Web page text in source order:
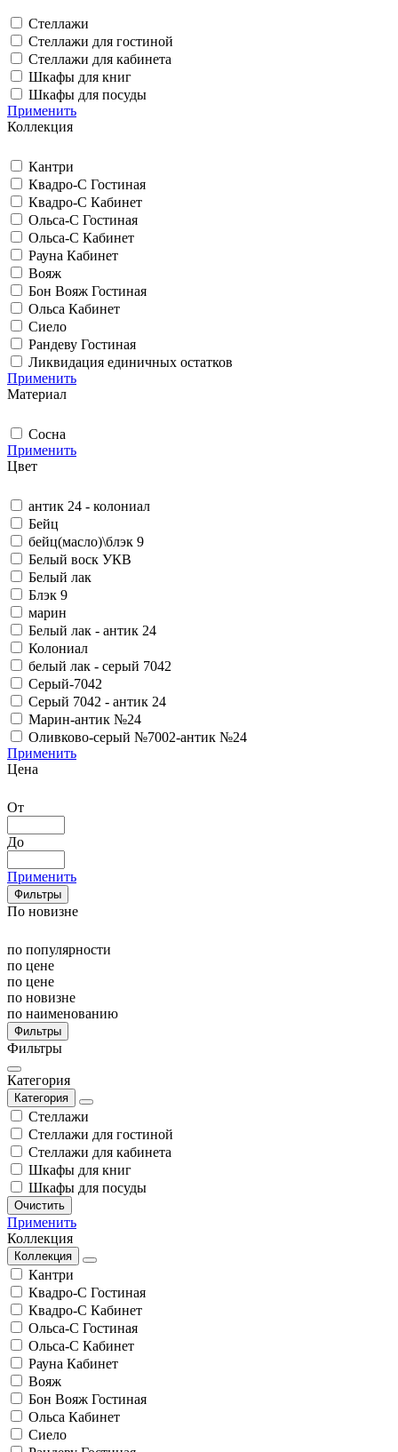
Стеллажи
Стеллажи для гостиной
Стеллажи для кабинета
Шкафы для книг
Шкафы для посуды
Применить
Коллекция
Кантри
Квадро-С Гостиная
Квадро-С Кабинет
Ольса-С Гостиная
Ольса-С Кабинет
Рауна Кабинет
Вояж
Бон Вояж Гостиная
Ольса Кабинет
Сиело
Рандеву Гостиная
Ликвидация единичных остатков
Применить
Материал
Сосна
Применить
Цвет
антик 24 - колониал
Бейц
бейц(масло)\блэк 9
Белый воск УКВ
Белый лак
Блэк 9
марин
Белый лак - антик 24
Колониал
белый лак - серый 7042
Серый-7042
Серый 7042 - антик 24
Марин-антик №24
Оливково-серый №7002-антик №24
Применить
Цена
От
До
Применить
Фильтры
По новизне
по популярности
по цене
по цене
по новизне
по наименованию
Фильтры
Фильтры
Категория
Категория
Стеллажи
Стеллажи для гостиной
Стеллажи для кабинета
Шкафы для книг
Шкафы для посуды
Очистить
Применить
Коллекция
Коллекция
Кантри
Квадро-С Гостиная
Квадро-С Кабинет
Ольса-С Гостиная
Ольса-С Кабинет
Рауна Кабинет
Вояж
Бон Вояж Гостиная
Ольса Кабинет
Сиело